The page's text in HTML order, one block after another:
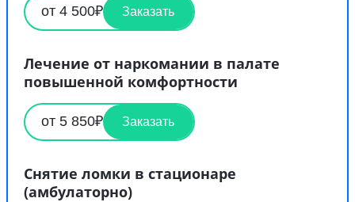
от 4 500₽ Заказать
Лечение от наркомании в палате
повышенной комфортности
от 5 850₽ Заказать
Снятие ломки в стационаре
(амбулаторно)